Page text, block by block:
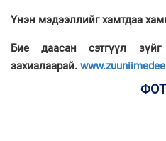
Үнэн мэдээллийг хамтдаа
Бие даасан сэтгүүл
захиалаарай.